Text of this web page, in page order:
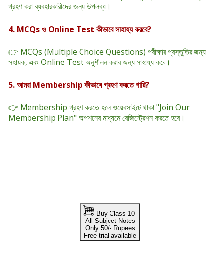
গ্রহণ করা ব্যবহারকারীদের জন্য উপলব্ধ।
4. MCQs ও Online Test কীভাবে সাহায্য করবে?
👉 MCQs (Multiple Choice Questions) পরীক্ষার প্রস্তুতির জন্য
সহায়ক, এবং Online Test অনুশীলন করার জন্য সাহায্য করে।
5. আমরা Membership কীভাবে গ্রহণ করতে পারি?
👉 Membership গ্রহণ করতে হলে ওয়েবসাইটে থাকা "Join Our
Membership Plan" অপশনের মাধ্যমে রেজিস্ট্রেশন করতে হবে।
Buy Class 10
All Subject Notes
Only 50/- Rupees
Free trial available